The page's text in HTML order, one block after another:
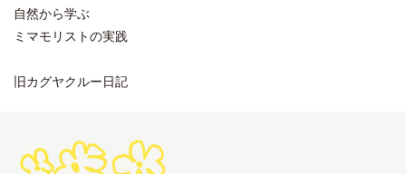
自然から学ぶ
ミマモリストの実践
旧カグヤクルー日記